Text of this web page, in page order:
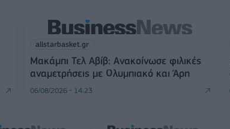
allstarbasket.gr
Μακάμπι Τελ Αβίβ: Ανακοίνωσε φιλικές
αναμετρήσεις με Ολυμπιακό και Άρη
06/08/2026 - 14:23